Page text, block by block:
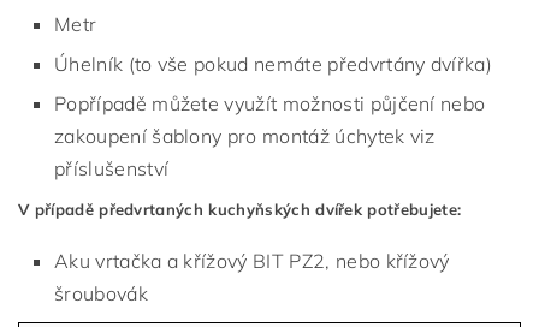
Metr
Úhelník (to vše pokud nemáte předvrtány dvířka)
Popřípadě můžete využít možnosti půjčení nebo
zakoupení šablony pro montáž úchytek viz
příslušenství
V případě předvrtaných kuchyňských dvířek potřebujete:
Aku vrtačka a křížový BIT PZ2, nebo křížový
šroubovák